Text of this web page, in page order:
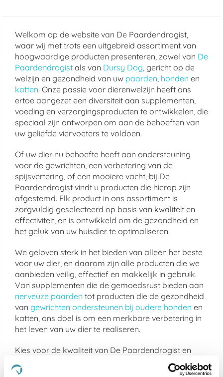
Welkom op de website van De Paardendrogist,
waar wij met trots een uitgebreid assortiment van
hoogwaardige producten presenteren, zowel van De
Paardendrogist als van Dursy Dog, gericht op de
welzijn en gezondheid van uw paarden, honden en
katten. Onze passie voor dierenwelzijn heeft ons
ertoe aangezet een diversiteit aan supplementen,
voeding en verzorgingsproducten te ontwikkelen, die
speciaal zijn ontworpen om aan de behoeften van
uw geliefde viervoeters te voldoen.
Of uw dier nu behoefte heeft aan ondersteuning
voor de gewrichten, een verbetering van de
spijsvertering, of een mooiere vacht, bij De
Paardendrogist vindt u producten die hierop zijn
afgestemd. Elk product in ons assortiment is
zorgvuldig geselecteerd op basis van kwaliteit en
effectiviteit, en is ontwikkeld om de gezondheid en
het geluk van uw huisdier te optimaliseren.
We geloven sterk in het bieden van alleen het beste
voor uw dier, en daarom zijn alle producten die we
aanbieden veilig, effectief en makkelijk in gebruik.
Van supplementen die de gemoedsrust bieden aan
nerveuze paarden tot producten die de gezondheid
van gewrichten ondersteunen bij oudere honden en
katten, ons doel is om een merkbare verbetering in
het leven van uw dier te realiseren.
Kies voor de kwaliteit van De Paardendrogist en
Dursy Dog en ervaar zelf de voordelen van onze
zorgvuldig samengestelde producten. Uw dier